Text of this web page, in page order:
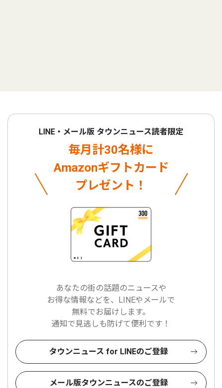
LINE・メール版 タウンニュース読者限定
毎月計30名様に
Amazonギフトカード
プレゼント！
あなたの街の話題のニュースや
お得な情報などを、LINEやメールで
無料でお届けします。
通知で見逃しも防げて便利です！
タウンニュース for LINEのご登録
メール版タウンニュースのご登録